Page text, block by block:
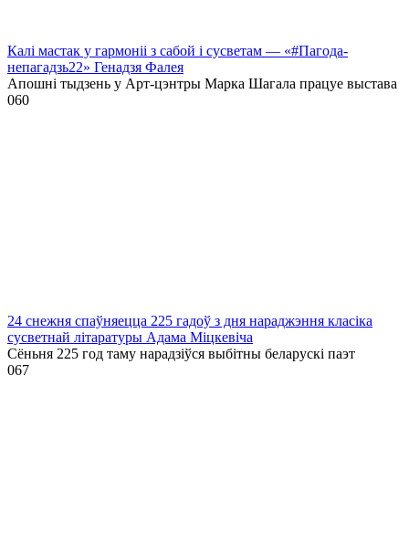
Калі мастак у гармоніі з сабой і сусветам — «#Пагода-
непагадзь22» Генадзя Фалея
Апошні тыдзень у Арт-цэнтры Марка Шагала працуе выстава
060
24 снежня спаўняецца 225 гадоў з дня нараджэння класіка
сусветнай літаратуры Адама Міцкевіча
Сёньня 225 год таму нарадзіўся выбітны беларускі паэт
067